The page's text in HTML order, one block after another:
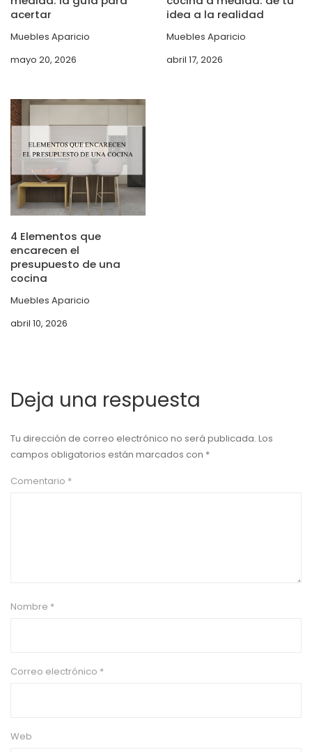
acertar
Muebles Aparicio
mayo 20, 2026
idea a la realidad
Muebles Aparicio
abril 17, 2026
4 Elementos que
encarecen el
presupuesto de una
cocina
Muebles Aparicio
abril 10, 2026
Deja una respuesta
Tu dirección de correo electrónico no será publicada. Los
campos obligatorios están marcados con *
Comentario *
Nombre *
Correo electrónico *
Web